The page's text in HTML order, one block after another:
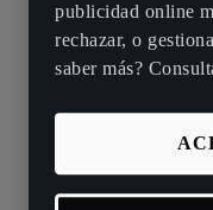
publicidad online
rechazar, o
saber más?